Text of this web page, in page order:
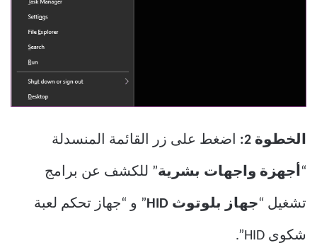
الخطوة 2: اضغط على زر القائمة المنسدلة
“أجهزة واجهات بشرية” للكشف عن برامج
تشغيل “جهاز بلوتوث HID ” و “جهاز تحكم لعبة
شكوى HID”.